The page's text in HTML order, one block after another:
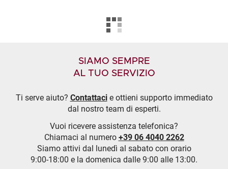
SIAMO SEMPRE
AL TUO SERVIZIO
Ti serve aiuto? Contattacie ottieni supporto immediato
dal nostro team di esperti.
Vuoi ricevere assistenza telefonica?
Chiamaci al numero +39 06 4040 2262
Siamo attivi dal lunedì al sabato con orario
9:00-18:00 e la domenica dalle 9:00 alle 13:00.